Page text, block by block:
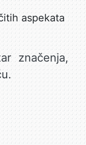
aspekata
značenja,